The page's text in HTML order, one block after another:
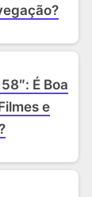
É Boa
e